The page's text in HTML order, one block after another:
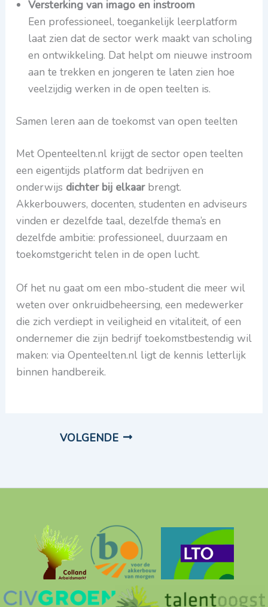
Versterking van imago en instroom
Een professioneel, toegankelijk leerplatform
laat zien dat de sector werk maakt van scholing
en ontwikkeling. Dat helpt om nieuwe instroom
aan te trekken en jongeren te laten zien hoe
veelzijdig werken in de open teelten is.
Samen leren aan de toekomst van open teelten
Met Openteelten.nl krijgt de sector open teelten
een eigentijds platform dat bedrijven en
onderwijs dichter bij elkaarbrengt.
Akkerbouwers, docenten, studenten en adviseurs
vinden er dezelfde taal, dezelfde thema’s en
dezelfde ambitie: professioneel, duurzaam en
toekomstgericht telen in de open lucht.
Of het nu gaat om een mbo-student die meer wil
weten over onkruidbeheersing, een medewerker
die zich verdiept in veiligheid en vitaliteit, of een
ondernemer die zijn bedrijf toekomstbestendig wil
maken: via Openteelten.nl ligt de kennis letterlijk
binnen handbereik.
VOLGENDE